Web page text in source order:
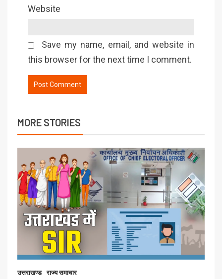
Website
Save my name, email, and website in
this browser for the next time I comment.
MORE STORIES
उत्तराखण्ड राज्य समाचार